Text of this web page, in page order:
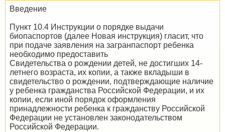
Введение
Пункт 10.4 Инструкции о порядке выдачи
биопаспортов (далее Новая инструкция) гласит, что
при подаче заявления на загранпаспорт ребенка
необходимо предоставить
Свидетельства о рождении детей, не достигших 14-
летнего возраста, их копии, а также вкладыши в
свидетельство о рождении, подтверждающие наличие
у ребенка гражданства Российской Федерации, и их
копии, если иной порядок оформления
принадлежности ребенка к гражданству Российской
Федерации не установлен законодательством
Российской Федерации.